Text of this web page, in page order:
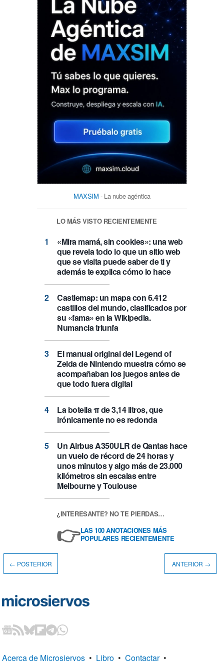
MAXSIM - La nube agéntica
LO MÁS VISTO RECIENTEMENTE
«Mira mamá, sin cookies»: una web
que revela todo lo que un sitio web
que se visita puede saber de ti y
además te explica cómo lo hace
Castlemap: un mapa con 6.412
castillos del mundo, clasificados por
su «fama» en la Wikipedia.
Numancia triunfa
El manual original del Legend of
Zelda de Nintendo muestra cómo se
acompañaban los juegos antes de
que todo fuera digital
La botella π de 3,14 litros, que
irónicamente no es redonda
Un Airbus A350ULR de Qantas hace
un vuelo de récord de 24 horas y
unos minutos y algo más de 23.000
kilómetros sin escalas entre
Melbourne y Toulouse
¿INTERESANTE? NO TE PIERDAS…
👉LAS 100 ANOTACIONES MÁS
POPULARES RECIENTEMENTE
← POSTERIOR ANTERIOR →
Acerca de Microsiervos • Libro • Contactar •